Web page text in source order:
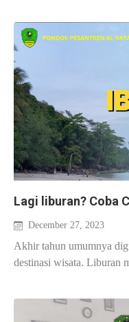
Lagi liburan? Coba
December 27, 2023
Akhir tahun umumnya
destinasi wisata. Liburan